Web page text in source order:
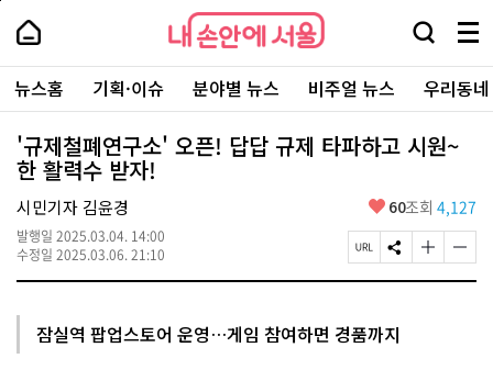
본
로
가
내
손
안
에
서
울
-
서
울
시
대
표
소
통
포
내
손
에
울
검
창
열
기
메
뉴
전
체
보
주
요
서
뉴스홈 기획·이슈 분야별 뉴스 비주얼 뉴스 우리동
'규제철폐연구소' 오픈! 답답 규제 타파하고 시원~
한 활력수 받자!
시민기자 김윤경
발행일 2025.03.04. 14:00
수정일 2025.03.06. 21:10
좋
요
60조회 4,127
페
이
R
L
S
N
유
하
글
자
글
자
잠실역 팝업스토어 운영…게임 참여하면 경품까지
페
상
단
로